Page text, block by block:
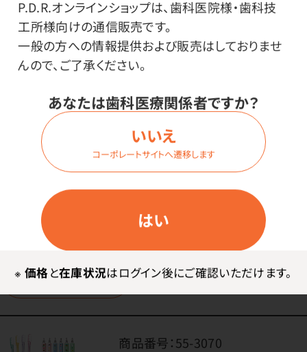
P.D.R.オンラインショップは、歯科医院様・歯科技
工所様向けの通信販売です。
一般の方への情報提供および販売はしておりませ
んので、ご了承ください。
あなたは歯科医療関係者ですか？
はい
いいえ
コーポレートサイトへ遷移します
※ 価格と在庫状況はログイン後にご確認いただけます。
商品番号：
色：
毛の種類・かたさ：
レギュラー・ソフト
価格はログイン後表示
ログイン
商品番号：55-3070